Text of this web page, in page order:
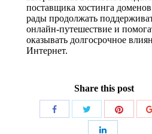
поставщика хостинга
рады продолжать
онлайн-путешествие и
оказывать долгосрочное
Интернет.
Share this post
ПоделитьсяПоделиться
Поделиться